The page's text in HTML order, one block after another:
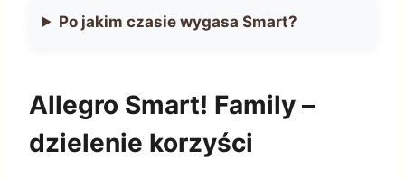
Po jakim czasie wygasa Smart?
Allegro Smart! Family –
dzielenie korzyści